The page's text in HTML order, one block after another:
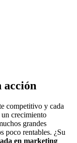
acción
competitivo y cada
crecimiento
grandes
poco rentables. ¿Su
en marketing